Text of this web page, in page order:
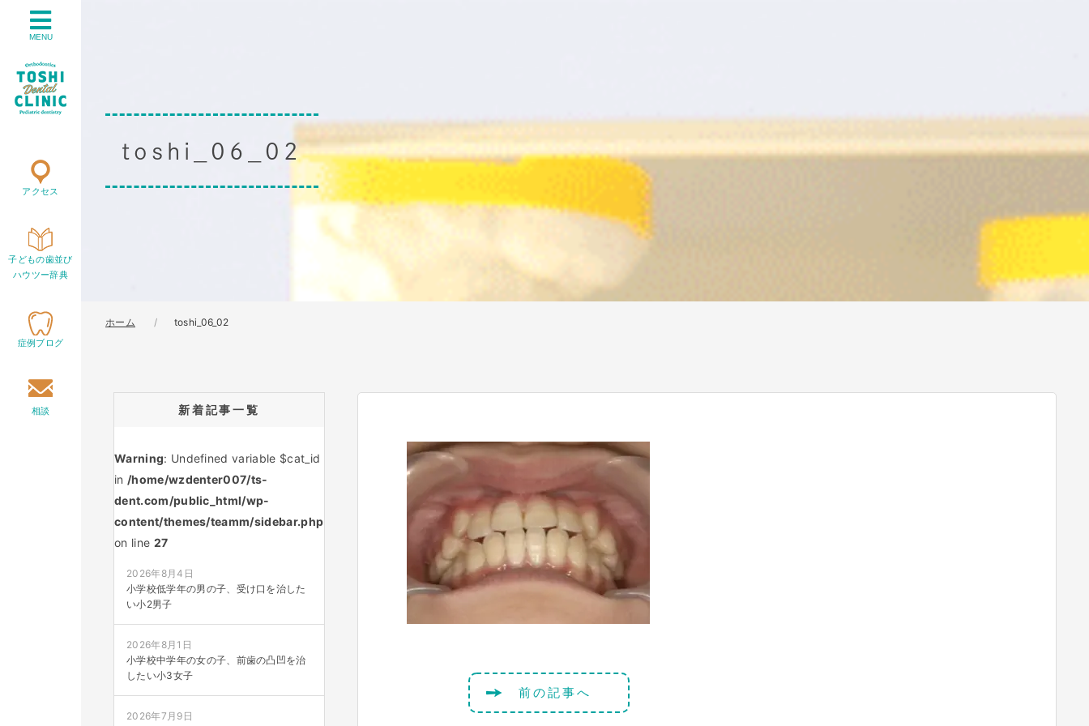
MENU
アクセス
子どもの歯並び
ハウツー辞典
症例ブログ
相談
toshi_06_02
ホーム toshi_06_02
新着記事一覧
Warning: Undefined variable $cat_id
in /home/wzdenter007/ts-
dent.com/public_html/wp-
content/themes/teamm/sidebar.php
on line 27
2026年8月4日
小学校低学年の男の子、受け口を治した
い小2男子
2026年8月1日
小学校中学年の女の子、前歯の凸凹を治
したい小3女子
2026年7月9日
前の記事へ